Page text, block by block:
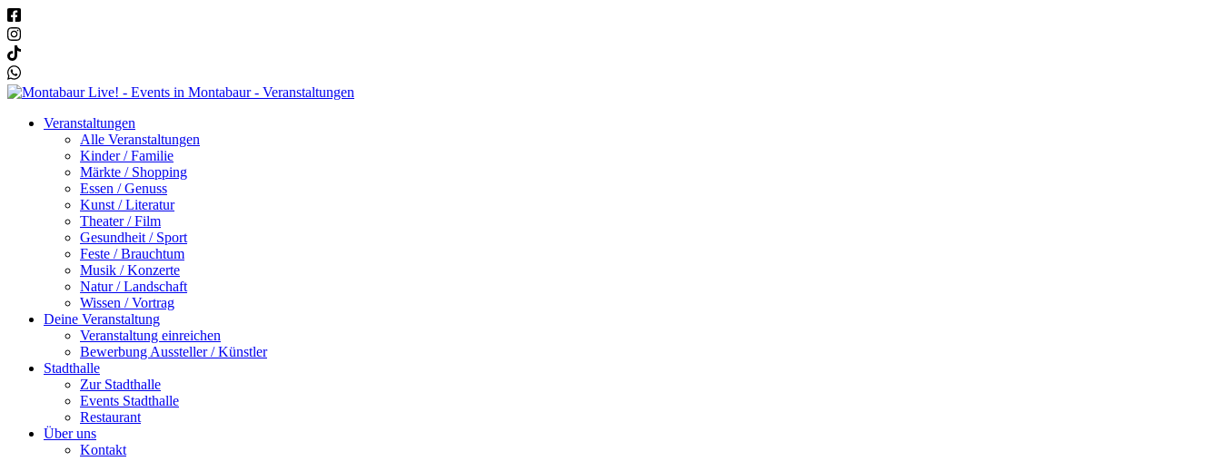
Veranstaltungen
Alle Veranstaltungen
Kinder / Familie
Märkte / Shopping
Essen / Genuss
Kunst / Literatur
Theater / Film
Gesundheit / Sport
Feste / Brauchtum
Musik / Konzerte
Natur / Landschaft
Wissen / Vortrag
Deine Veranstaltung
Veranstaltung einreichen
Bewerbung Aussteller / Künstler
Stadthalle
Zur Stadthalle
Events Stadthalle
Restaurant
Über uns
Kontakt